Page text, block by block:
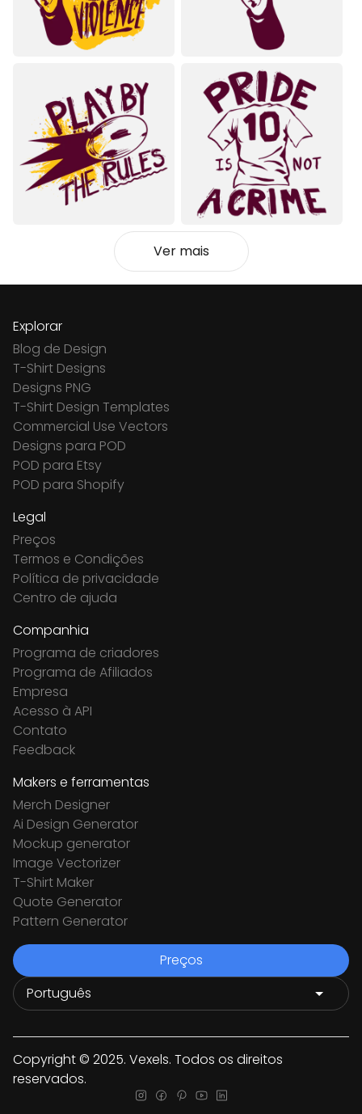
Ver mais
Explorar
Blog de Design
T-Shirt Designs
Designs PNG
T-Shirt Design Templates
Commercial Use Vectors
Designs para POD
POD para Etsy
POD para Shopify
Legal
Preços
Termos e Condições
Política de privacidade
Centro de ajuda
Companhia
Programa de criadores
Programa de Afiliados
Empresa
Acesso à API
Contato
Feedback
Makers e ferramentas
Merch Designer
Ai Design Generator
Mockup generator
Image Vectorizer
T-Shirt Maker
Quote Generator
Pattern Generator
Preços
Copyright © 2025. Vexels. Todos os direitos
reservados.